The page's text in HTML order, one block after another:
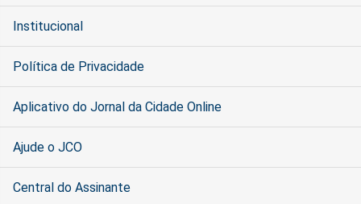
Institucional
Política de Privacidade
Aplicativo do Jornal da Cidade Online
Ajude o JCO
Central do Assinante